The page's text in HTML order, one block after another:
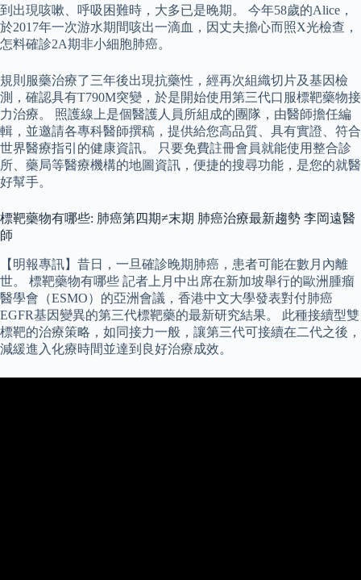
到出現咳嗽、呼吸困難時，大多已是晚期。 今年58歲的Alice，
於2017年一次游水期間咳出一滴血，因丈夫擔心而照X光檢查，
怎料確診2A期非小細胞肺癌。
規則服藥治療了三年後出現抗藥性，經再次組織切片及基因檢
測，確認具有T790M突變，於是開始使用第三代口服標靶藥物接
力治療。 照護線上是個醫護人員所組成的團隊，由醫師擔任編
輯，並邀請各專科醫師撰稿，提供給您高品質、具有實證、符合
世界醫療指引的健康資訊。 只要免費註冊會員就能使用整合診
所、藥局等醫療機構的地圖資訊，便捷的搜尋功能，是您的就醫
好幫手。
標靶藥物有哪些: 肺癌第四期≠末期 肺癌治療最新趨勢 李岡遠醫
師
【明報專訊】昔日，一旦確診晚期肺癌，患者可能在數月內離
世。 標靶藥物有哪些 記者上月中出席在新加坡舉行的歐洲腫瘤
醫學會（ESMO）的亞洲會議，香港中文大學發表對付肺癌
EGFR基因變異的第三代標靶藥的最新研究結果。 此種接續型雙
標靶的治療策略，如同接力一般，讓第三代可接續在二代之後，
減緩進入化療時間並達到良好治療成效。